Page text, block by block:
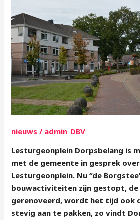
nieuws / admin_DBV
Lesturgeonplein Dorpsbelang is
met de gemeente in gesprek
Lesturgeonplein. Nu “de
bouwactiviteiten zijn gestopt,
gerenoveerd, wordt het tijd ook
stevig aan te pakken, zo vindt